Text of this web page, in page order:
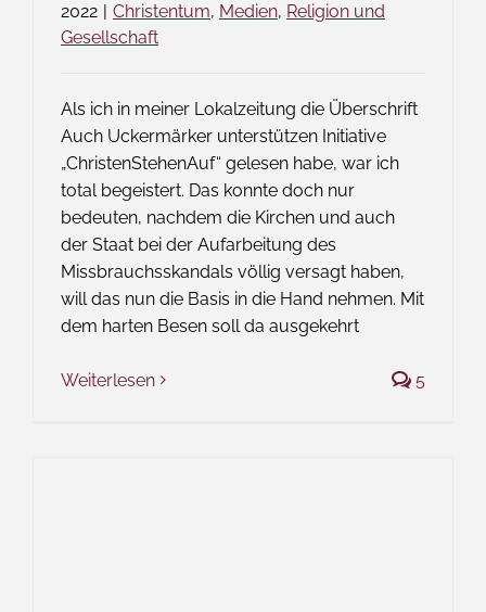
2022 | Christentum, Medien, Religion und
Gesellschaft
Als ich in meiner Lokalzeitung die Überschrift
Auch Uckermärker unterstützen Initiative
„ChristenStehenAuf“ gelesen habe, war ich
total begeistert. Das konnte doch nur
bedeuten, nachdem die Kirchen und auch
der Staat bei der Aufarbeitung des
Missbrauchsskandals völlig versagt haben,
will das nun die Basis in die Hand nehmen. Mit
dem harten Besen soll da ausgekehrt
Weiterlesen 5